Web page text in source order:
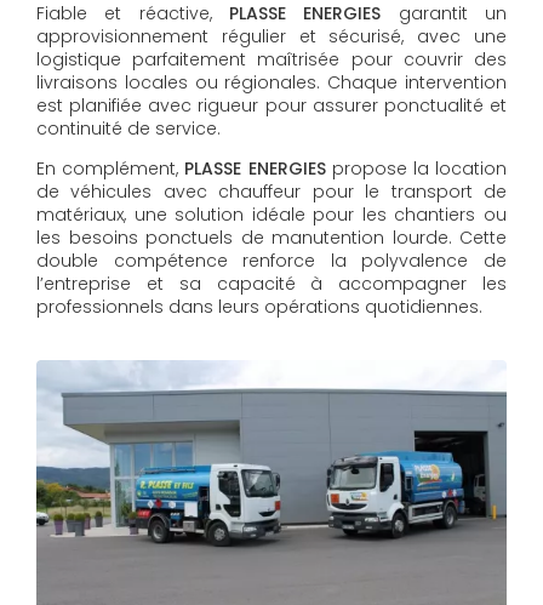
Fiable et réactive, PLASSE ENERGIES garantit un
approvisionnement régulier et sécurisé, avec une
logistique parfaitement maîtrisée pour couvrir des
livraisons locales ou régionales. Chaque intervention
est planifiée avec rigueur pour assurer ponctualité et
continuité de service.
En complément, PLASSE ENERGIESpropose la location
de véhicules avec chauffeur pour le transport de
matériaux, une solution idéale pour les chantiers ou
les besoins ponctuels de manutention lourde. Cette
double compétence renforce la polyvalence de
l’entreprise et sa capacité à accompagner les
professionnels dans leurs opérations quotidiennes.